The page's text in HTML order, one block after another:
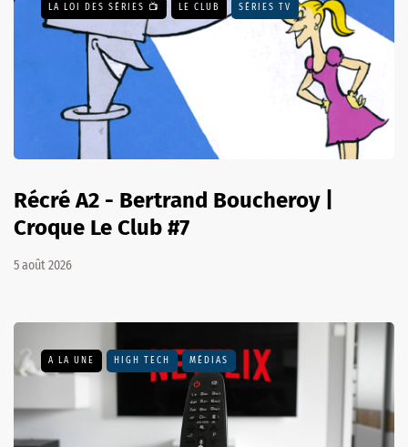
LA LOI DES SÉRIES 📺 LE CLUB SÉRIES TV
Récré A2 - Bertrand Boucheroy |
Croque Le Club #7
5 août 2026
A LA UNE HIGH TECH MÉDIAS